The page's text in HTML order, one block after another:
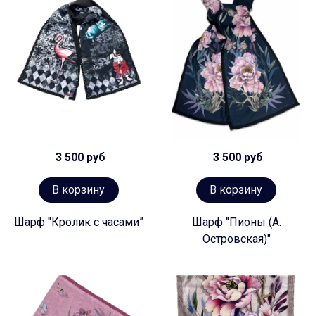
3 500 руб
В корзину
Шарф "Кролик с часами”
3 500 руб
В корзину
Шарф "Пионы (А.
Островская)"